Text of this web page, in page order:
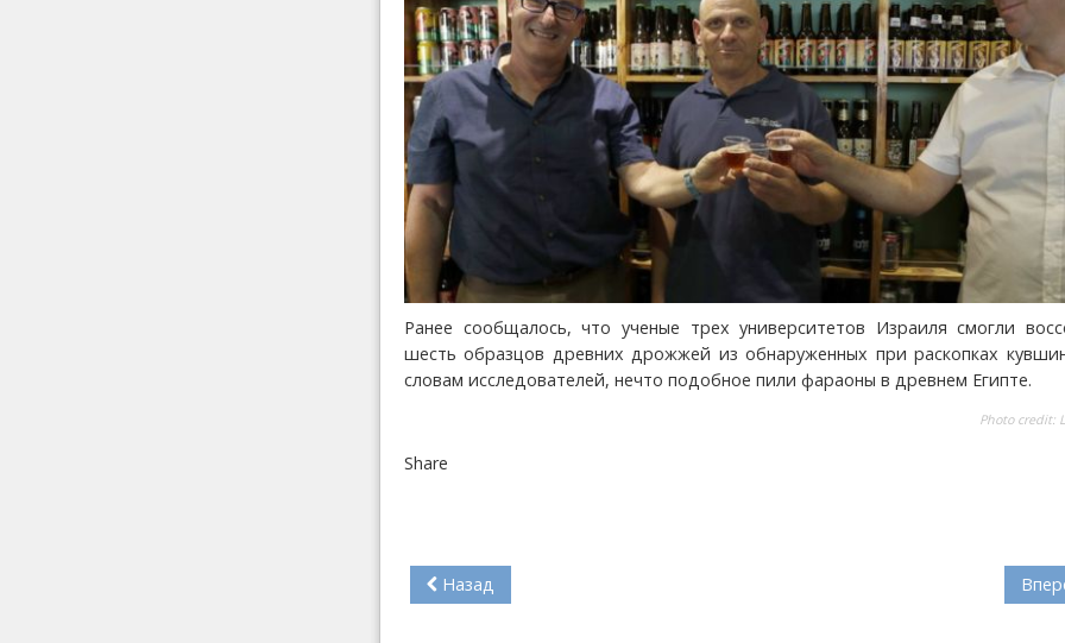
Ранее сообщалось, что ученые трех университетов Израиля смогли
шесть образцов древних дрожжей из обнаруженных при раскопках
словам исследователей, нечто подобное пили фараоны в древнем Египте.
Photo credit:
Share
Назад